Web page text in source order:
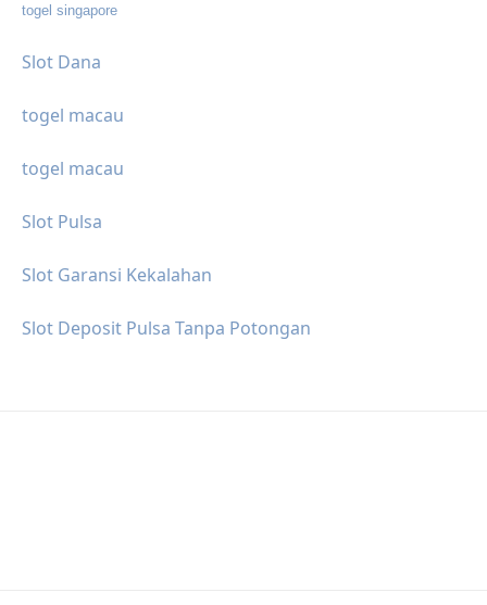
togel singapore
Slot Dana
togel macau
togel macau
Slot Pulsa
Slot Garansi Kekalahan
Slot Deposit Pulsa Tanpa Potongan